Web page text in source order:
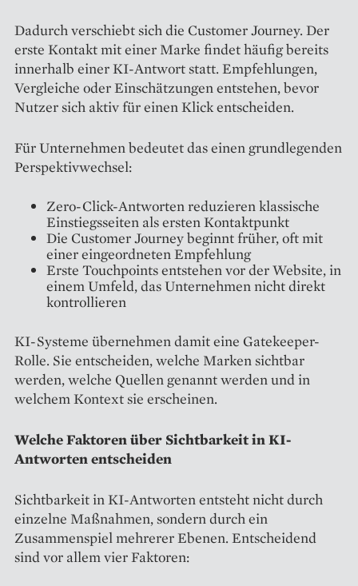
Dadurch verschiebt sich die Customer Journey. Der
erste Kontakt mit einer Marke findet häufig bereits
innerhalb einer KI-Antwort statt. Empfehlungen,
Vergleiche oder Einschätzungen entstehen, bevor
Nutzer sich aktiv für einen Klick entscheiden.
Für Unternehmen bedeutet das einen grundlegenden
Perspektivwechsel:
Zero-Click-Antworten reduzieren klassische
Einstiegsseiten als ersten Kontaktpunkt
Die Customer Journey beginnt früher, oft mit
einer eingeordneten Empfehlung
Erste Touchpoints entstehen vor der Website, in
einem Umfeld, das Unternehmen nicht direkt
kontrollieren
KI-Systeme übernehmen damit eine Gatekeeper-
Rolle. Sie entscheiden, welche Marken sichtbar
werden, welche Quellen genannt werden und in
welchem Kontext sie erscheinen.
Welche Faktoren über Sichtbarkeit in KI-
Antworten entscheiden
Sichtbarkeit in KI-Antworten entsteht nicht durch
einzelne Maßnahmen, sondern durch ein
Zusammenspiel mehrerer Ebenen. Entscheidend
sind vor allem vier Faktoren: